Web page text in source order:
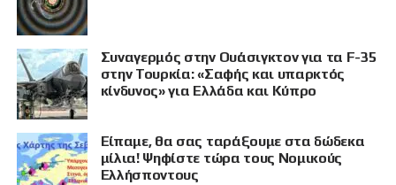
Συναγερμός στην Ουάσιγκτον για τα F-35
στην Τουρκία: «Σαφής και υπαρκτός
κίνδυνος» για Ελλάδα και Κύπρο
Είπαμε, θα σας ταράξουμε στα δώδεκα
μίλια! Ψηφίστε τώρα τους Νομικούς
Ελλήσποντους